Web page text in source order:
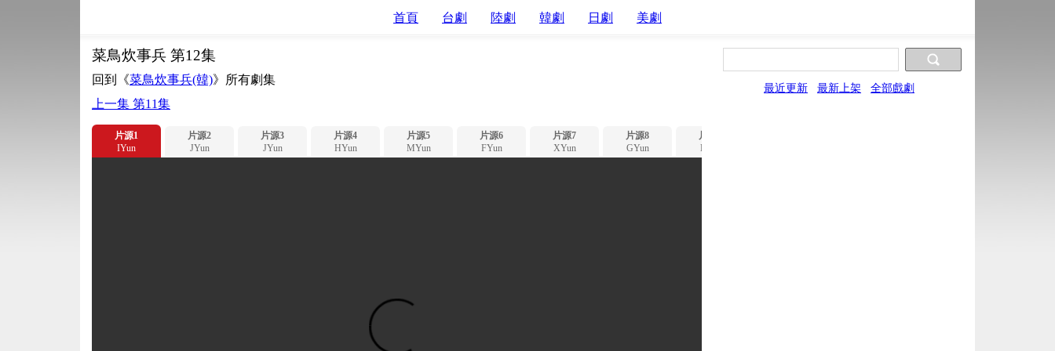
首頁 台劇 陸劇 韓劇 日劇 美劇
最近更新 最新上架 全部戲劇
菜鳥炊事兵 第12集
回到《菜鳥炊事兵(韓)》所有劇集
上一集 第11集
片源1
IYun
片源2
JYun
片源3
JYun
片源4
HYun
片源5
MYun
片源6
FYun
片源7
XYun
片源8
GYun
片源9
LYun